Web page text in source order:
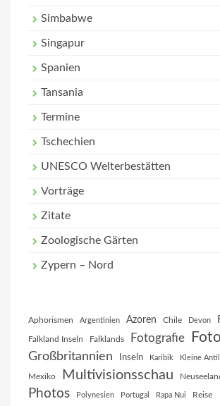
Simbabwe
Singapur
Spanien
Tansania
Termine
Tschechien
UNESCO Welterbestätten
Vorträge
Zitate
Zoologische Gärten
Zypern – Nord
Aphorismen Argentinien Azoren Chile Devon
Falkland Inseln Falklands Fotografie
Großbritannien Inseln Karibik Kleine
Mexiko Multivisionsschau
Photos Polynesien Portugal Rapa Nui Reise